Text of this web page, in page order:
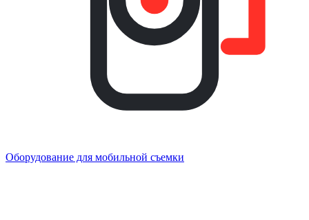
Оборудование для мобильной съемки